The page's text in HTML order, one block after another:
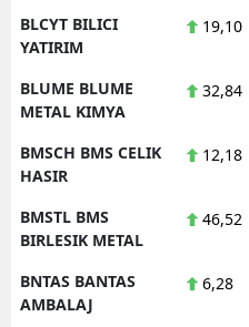
BLCYT BILICI
YATIRIM
19,10
BLUME BLUME
METAL KIMYA
32,84
BMSCH BMS CELIK
HASIR
12,18
BMSTL BMS
BIRLESIK METAL
46,52
BNTAS BANTAS
AMBALAJ
6,28